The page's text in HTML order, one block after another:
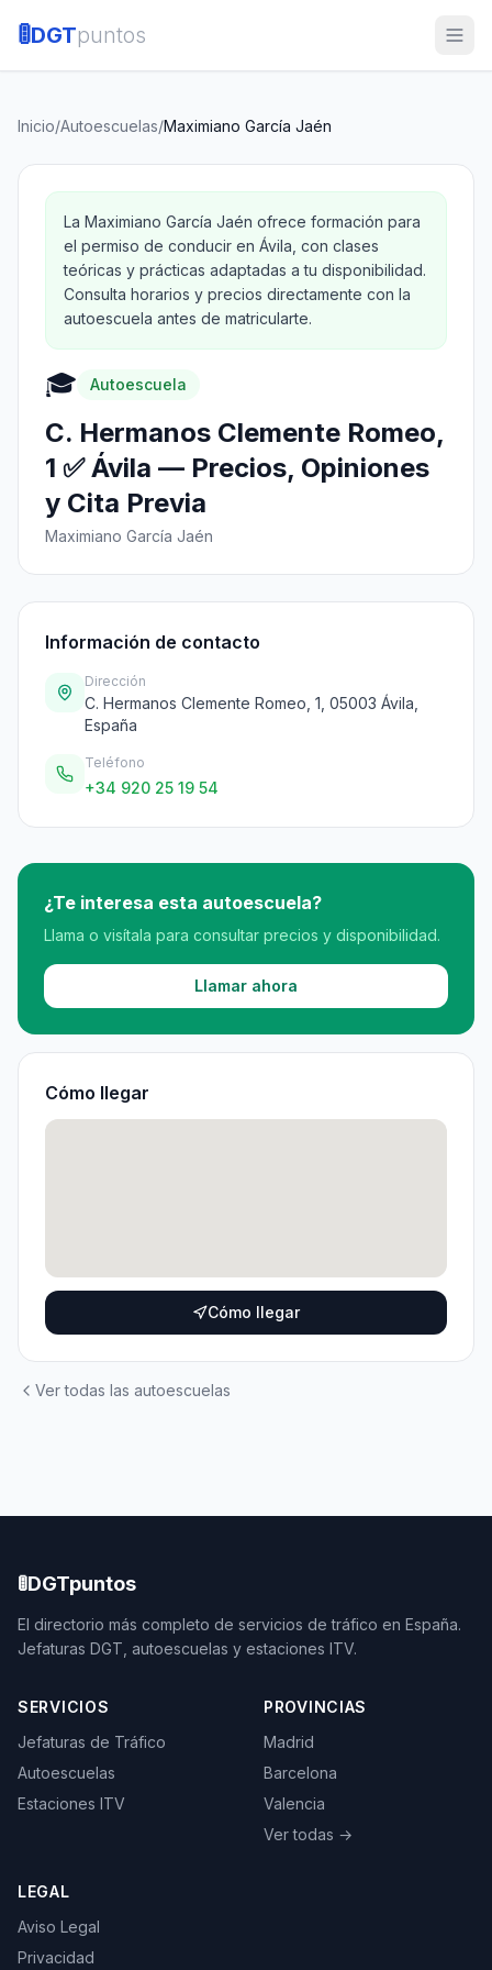
🚦DGTpuntos
Inicio/Autoescuelas/Maximiano García Jaén
La Maximiano García Jaén ofrece formación para
el permiso de conducir en Ávila, con clases
teóricas y prácticas adaptadas a tu disponibilidad.
Consulta horarios y precios directamente con la
autoescuela antes de matricularte.
🎓 Autoescuela
C. Hermanos Clemente Romeo,
1 ✅ Ávila — Precios, Opiniones
y Cita Previa
Maximiano García Jaén
Información de contacto
Dirección
C. Hermanos Clemente Romeo, 1, 05003 Ávila,
España
Teléfono
+34 920 25 19 54
¿Te interesa esta autoescuela?
Llama o visítala para consultar precios y disponibilidad.
Llamar ahora
Cómo llegar
Cómo llegar
Ver todas las autoescuelas
🚦DGTpuntos
El directorio más completo de servicios de tráfico en España.
Jefaturas DGT, autoescuelas y estaciones ITV.
SERVICIOS
Jefaturas de Tráfico
Autoescuelas
Estaciones ITV
PROVINCIAS
Madrid
Barcelona
Valencia
Ver todas →
LEGAL
Aviso Legal
Privacidad